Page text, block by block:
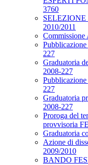
3760
2010/2011
Commissione
227
Graduatoria
2008-227
227
Graduatoria
2008-227
Proroga del
provvisoria
Graduatoria
Azione di
2009/2010
BANDO